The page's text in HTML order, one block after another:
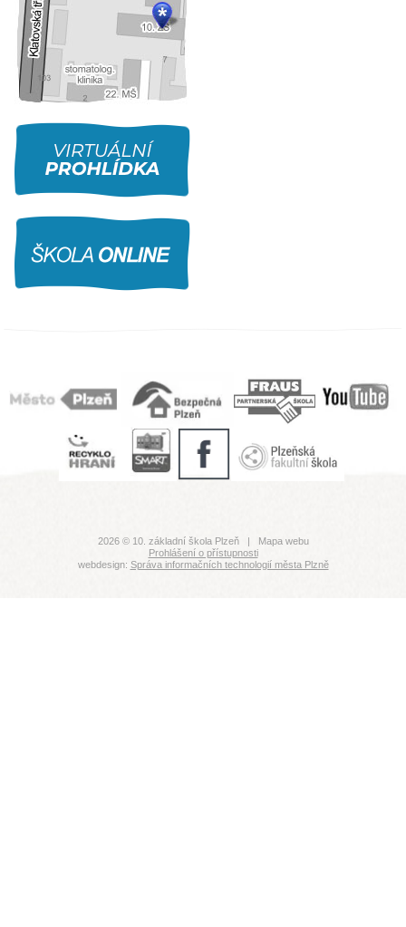
2026 © 10. základní škola Plzeň |
Mapa webu
Prohlášení o přístupnosti
webdesign: Správa informačních technologií města Plzně